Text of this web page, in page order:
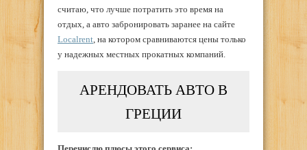
считаю, что лучше потратить это время на
отдых, а авто забронировать заранее на сайте
Localrent , на котором сравниваются цены только
у надежных местных прокатных компаний.
АРЕНДОВАТЬ АВТО В
ГРЕЦИИ